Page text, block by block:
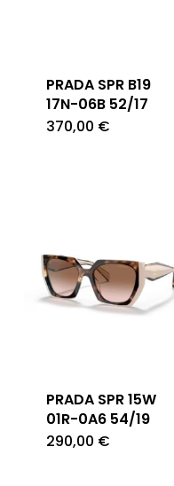
PRADA SPR B19
17N-06B 52/17
370,00 €
PRADA SPR 15W
01R-0A6 54/19
290,00 €